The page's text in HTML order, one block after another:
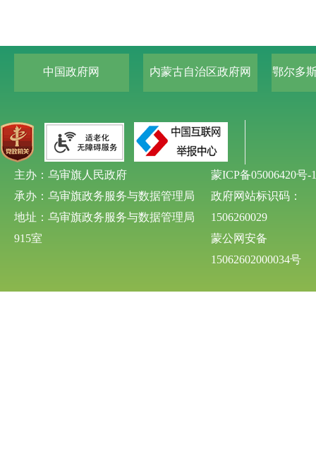
中国政府网 内蒙古自治区政府网 鄂尔多
主办：乌审旗人民政府
承办：乌审旗政务服务与数据管理局
地址：乌审旗政务服务与数据管理局
915室
蒙ICP备05006420号-1
政府网站标识码：
1506260029
蒙公网安备
15062602000034号